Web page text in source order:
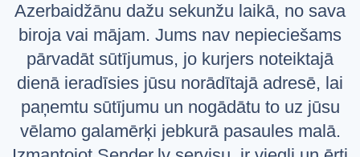
Русский
English
Azerbaidžānu dažu sekunžu laikā, no sava
biroja vai mājam. Jums nav nepieciešams
pārvadāt sūtījumus, jo kurjers noteiktajā
dienā ieradīsies jūsu norādītajā adresē, lai
paņemtu sūtījumu un nogādātu to uz jūsu
vēlamo galamērķi jebkurā pasaules malā.